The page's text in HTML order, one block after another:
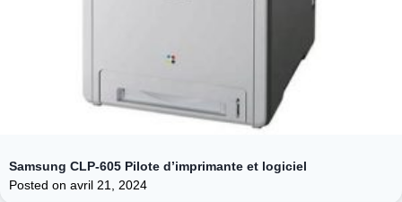
Samsung CLP-605 Pilote d’imprimante et logiciel
Posted on avril 21, 2024